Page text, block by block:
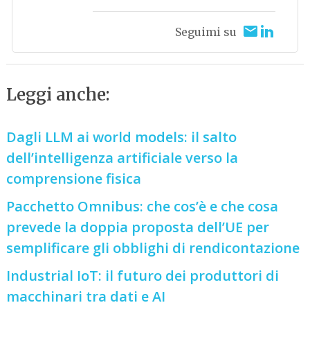
Seguimi su
Leggi anche:
Dagli LLM ai world models: il salto
dell’intelligenza artificiale verso la
comprensione fisica
Pacchetto Omnibus: che cos’è e che cosa
prevede la doppia proposta dell’UE per
semplificare gli obblighi di rendicontazione
Industrial IoT: il futuro dei produttori di
macchinari tra dati e AI